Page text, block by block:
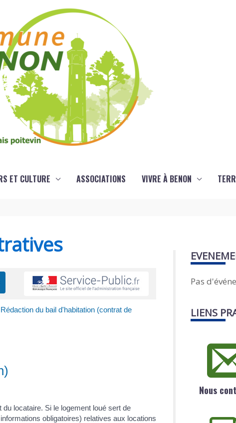
ET CULTURE ASSOCIATIONS VIVRE À BENON
Rédaction du bail d'habitation (contrat de
locataire. Si le logement loué sert de
obligatoires) relatives aux locations
Pas
LIENS
Nous